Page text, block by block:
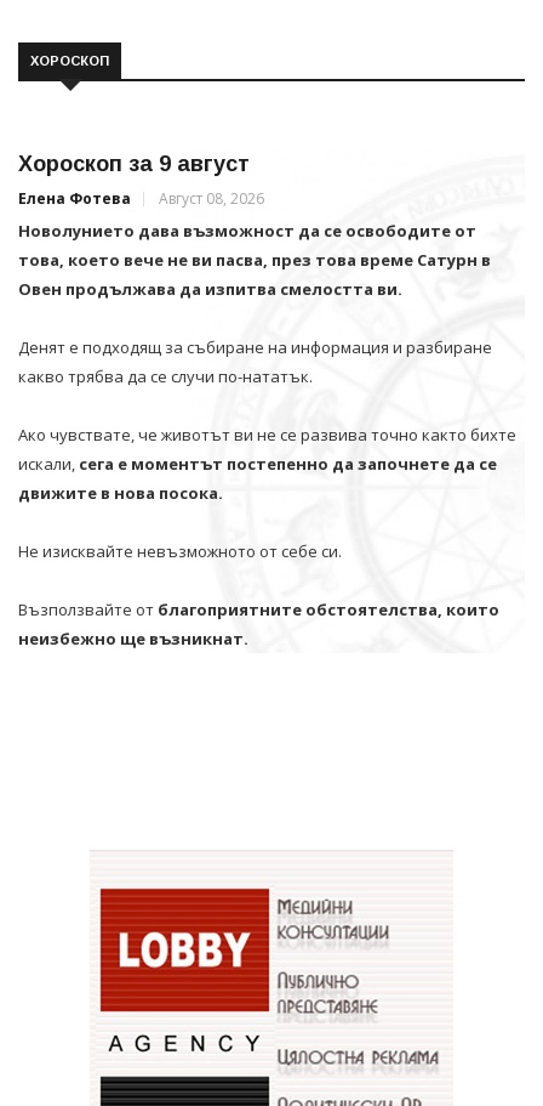
ХОРОСКОП
Хороскоп за 9 август
Елена Фотева Август 08, 2026
Новолунието дава възможност да се освободите от
това, което вече не ви пасва, през това време Сатурн в
Овен продължава да изпитва смелостта ви.
Денят е подходящ за събиране на информация и разбиране
какво трябва да се случи по-нататък.
Ако чувствате, че животът ви не се развива точно както бихте
искали, сега е моментът постепенно да започнете да се
движите в нова посока.
Не изисквайте невъзможното от себе си.
Възползвайте от благоприятните обстоятелства, които
неизбежно ще възникнат.